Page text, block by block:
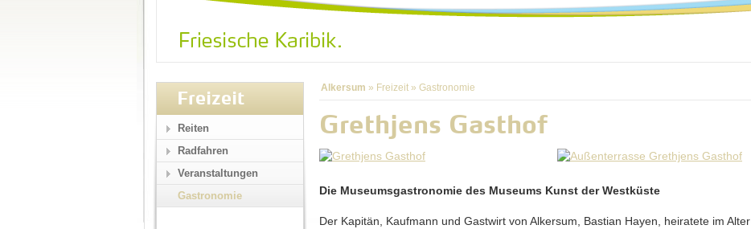
Alkersum » Freizeit » Gastronomie
Grethjens Gasthof
Die Museumsgastronomie des Museums Kunst der Westküste
Der Kapitän, Kaufmann und Gastwirt von Alkersum, Bastian Hayen, heiratete im Alter
Freizeit
Reiten
Radfahren
Veranstaltungen
Gastronomie